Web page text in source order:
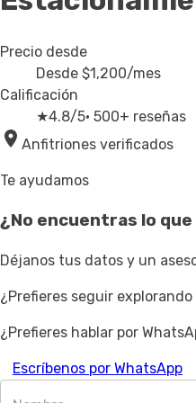
Precio desde
Desde $1,200/mes
Calificación
★4.8/5· 500+ reseñas
Anfitriones verificados
Te ayudamos
¿No encuentras lo que
Déjanos tus datos y un
¿Prefieres seguir explorando
¿Prefieres hablar por
Escríbenos por WhatsApp